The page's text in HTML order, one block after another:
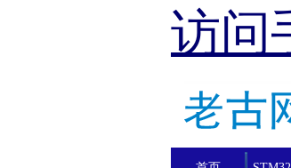
访问